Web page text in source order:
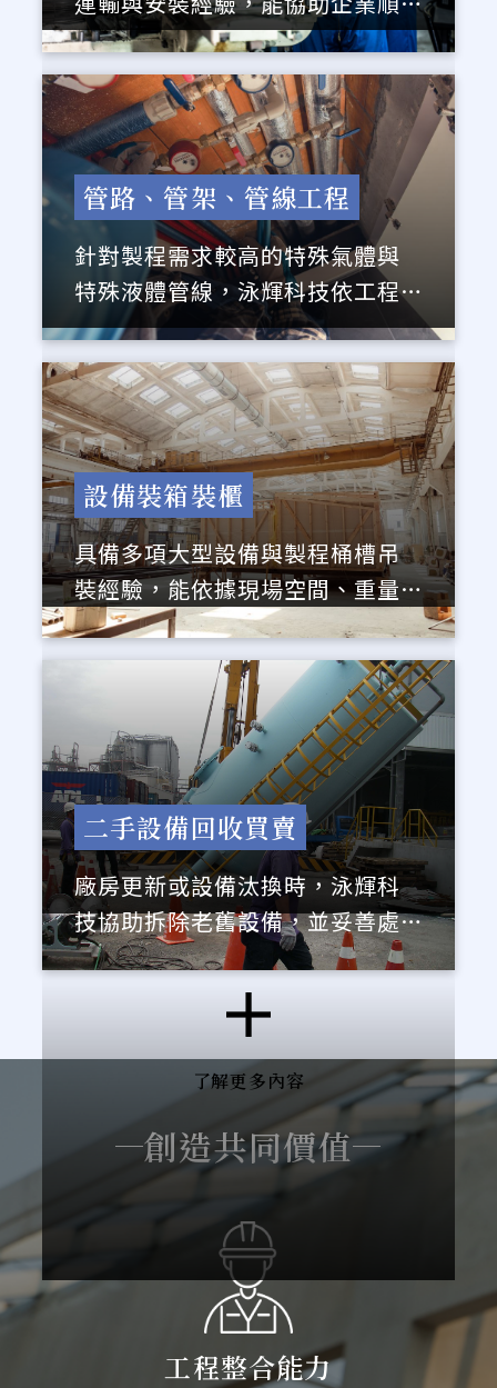
利完成跨國產線專案。
管路、管架、管線工程
針對製程需求較高的特殊氣體與
特殊液體管線，泳輝科技依工程
規劃進行專業安裝施工。
設備裝箱裝櫃
具備多項大型設備與製程桶槽吊
裝經驗，能依據現場空間、重量
條件與設備特性，規劃最合適的
吊裝與進場方式，有效降低施工
風險，確保工程安全順利完成。
二手設備回收買賣
廠房更新或設備汰換時，泳輝科
技協助拆除老舊設備，並妥善處
理回收，為後續工程或新設備導
入提供乾淨、可用的場域。
了解更多內容
創造共同價值
工程整合能力